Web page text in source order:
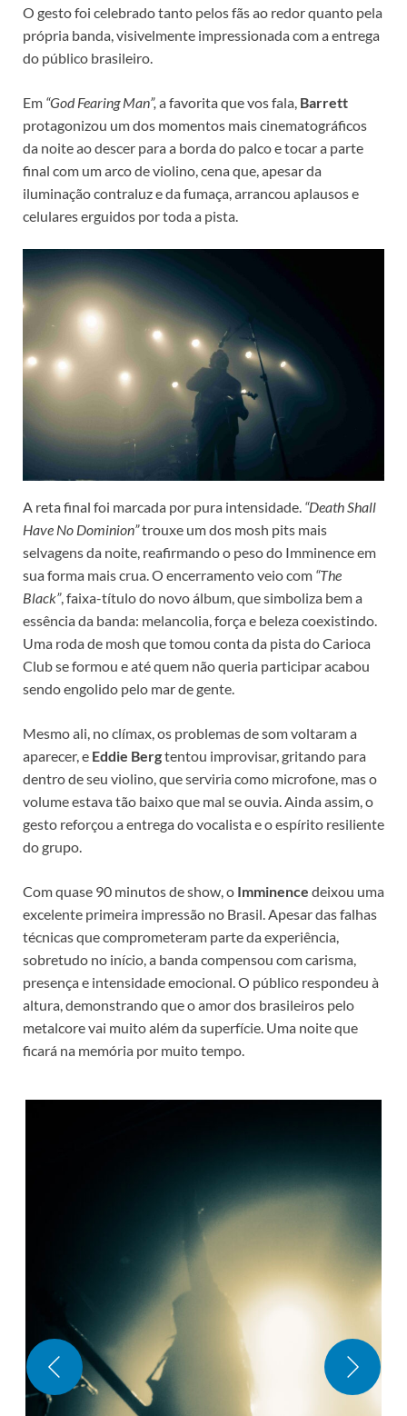
O gesto foi celebrado tanto pelos fãs ao redor quanto pela
própria banda, visivelmente impressionada com a entrega
do público brasileiro.
Em “God Fearing Man”, a favorita que vos fala, Barrett
protagonizou um dos momentos mais cinematográficos
da noite ao descer para a borda do palco e tocar a parte
final com um arco de violino, cena que, apesar da
iluminação contraluz e da fumaça, arrancou aplausos e
celulares erguidos por toda a pista.
A reta final foi marcada por pura intensidade. “Death Shall
Have No Dominion”trouxe um dos mosh pits mais
selvagens da noite, reafirmando o peso do Imminence em
sua forma mais crua. O encerramento veio com “The
Black”, faixa-título do novo álbum, que simboliza bem a
essência da banda: melancolia, força e beleza coexistindo.
Uma roda de mosh que tomou conta da pista do Carioca
Club se formou e até quem não queria participar acabou
sendo engolido pelo mar de gente.
Mesmo ali, no clímax, os problemas de som voltaram a
aparecer, e Eddie Bergtentou improvisar, gritando para
dentro de seu violino, que serviria como microfone, mas o
volume estava tão baixo que mal se ouvia. Ainda assim, o
gesto reforçou a entrega do vocalista e o espírito resiliente
do grupo.
Com quase 90 minutos de show, o Imminence deixou uma
excelente primeira impressão no Brasil. Apesar das falhas
técnicas que comprometeram parte da experiência,
sobretudo no início, a banda compensou com carisma,
presença e intensidade emocional. O público respondeu à
altura, demonstrando que o amor dos brasileiros pelo
metalcore vai muito além da superfície. Uma noite que
ficará na memória por muito tempo.